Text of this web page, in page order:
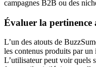
campagnes B2B ou des
Évaluer la pertinence
L’un des atouts de
les contenus produits par
L’utilisateur peut voir quels